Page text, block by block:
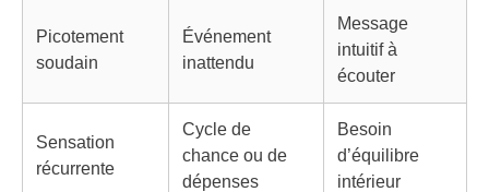
Picotement
soudain
Événement
inattendu
Message
intuitif à
écouter
Sensation
récurrente
Cycle de
chance ou de
dépenses
Besoin
d’équilibre
intérieur